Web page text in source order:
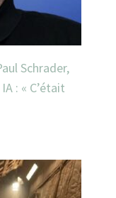
Schrader,
: « C’était